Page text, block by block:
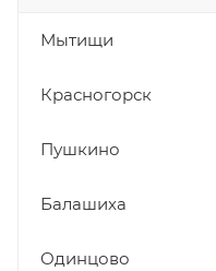
Мытищи
Красногорск
Пушкино
Балашиха
Одинцово